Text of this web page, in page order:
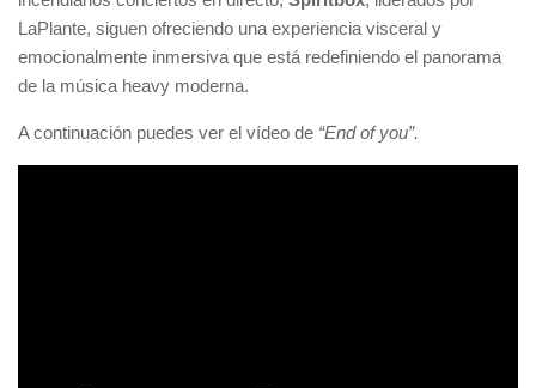
LaPlante, siguen ofreciendo una experiencia visceral y
emocionalmente inmersiva que está redefiniendo el panorama
de la música heavy moderna.
A continuación puedes ver el vídeo de “End of you”.